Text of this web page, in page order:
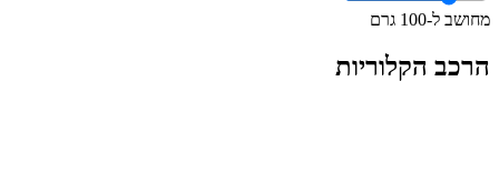
מחושב ל-100 גרם
הרכב הקלוריות